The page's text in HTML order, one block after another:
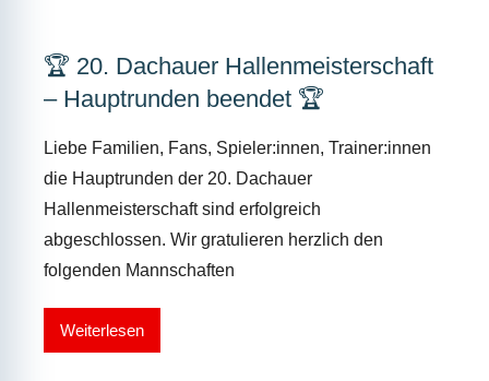
🏆 20. Dachauer Hallenmeisterschaft
– Hauptrunden beendet 🏆
Liebe Familien, Fans, Spieler:innen, Trainer:innen
die Hauptrunden der 20. Dachauer
Hallenmeisterschaft sind erfolgreich
abgeschlossen. Wir gratulieren herzlich den
folgenden Mannschaften
Weiterlesen